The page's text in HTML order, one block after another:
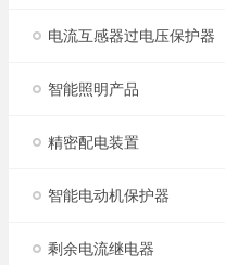
电流互感器过电压保护器
智能照明产品
精密配电装置
智能电动机保护器
剩余电流继电器